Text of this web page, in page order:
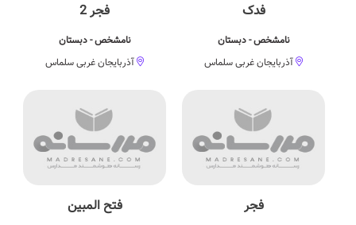
فدک
نامشخص - دبستان
آذربایجان غربی سلماس
فجر 2
نامشخص - دبستان
آذربایجان غربی سلماس
فجر فتح المبین